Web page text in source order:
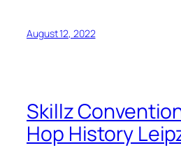
August 12, 2022
Skillz
Hop History